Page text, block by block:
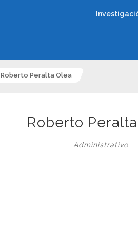
Roberto Peralta Olea
Roberto
Administrativo